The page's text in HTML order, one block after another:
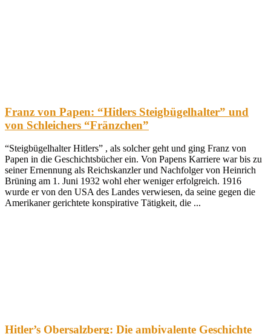
Franz von Papen: “Hitlers Steigbügelhalter” und
von Schleichers “Fränzchen”
“Steigbügelhalter Hitlers” , als solcher geht und ging Franz von
Papen in die Geschichtsbücher ein. Von Papens Karriere war bis zu
seiner Ernennung als Reichskanzler und Nachfolger von Heinrich
Brüning am 1. Juni 1932 wohl eher weniger erfolgreich. 1916
wurde er von den USA des Landes verwiesen, da seine gegen die
Amerikaner gerichtete konspirative Tätigkeit, die ...
Hitler’s Obersalzberg: Die ambivalente Geschichte